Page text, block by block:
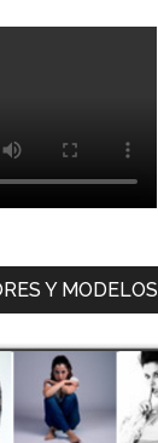
Y MODELOS